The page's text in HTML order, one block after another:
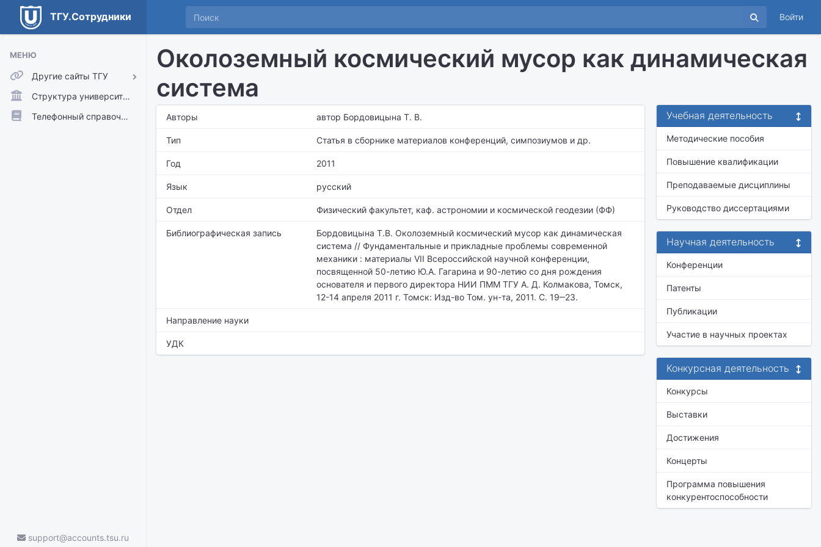
ТГУ.Сотрудники Войти
МЕНЮ
Другие сайты ТГУ
ТГУ.Аккаунты
ТГУ.Расписание
Структура университета
Телефонный справочник
support@accounts.tsu.ru
Околоземный космический мусор как динамическая
система
Авторы автор Бордовицына Т. В.
Тип Статья в сборнике материалов конференций, симпозиумов и др.
Год 2011
Язык русский
Отдел Физический факультет, каф. астрономии и космической геодезии (ФФ)
Библиографическая запись
Бордовицына Т.В. Околоземный космический мусор как динамическая
система // Фундаментальные и прикладные проблемы современной
механики : материалы VII Всероссийской научной конференции,
посвященной 50-летию Ю.А. Гагарина и 90-летию со дня рождения
основателя и первого директора НИИ ПММ ТГУ А. Д. Колмакова, Томск,
12-14 апреля 2011 г. Томск: Изд-во Том. ун-та, 2011. С. 19‒23.
Направление науки
УДК
Учебная деятельность
Методические пособия
Повышение квалификации
Преподаваемые дисциплины
Руководство диссертациями
Научная деятельность
Конференции
Патенты
Публикации
Участие в научных проектах
Конкурсная деятельность
Конкурсы
Выставки
Достижения
Концерты
Программа повышения
конкурентоспособности